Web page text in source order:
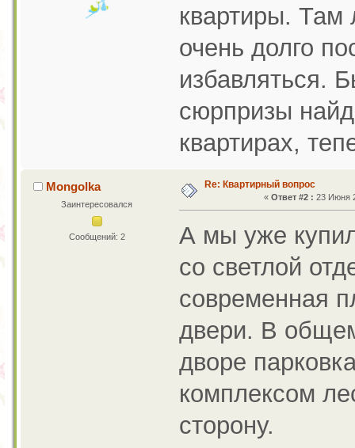
квартиры. Там
очень долго
избавляться.
сюрпризы
квартирах,
Mongolka
Заинтересовался
Сообщений: 2
Re: Квартирный вопрос
« Ответ #2 : 23 Июня
А мы уже
со светлой
современная
двери. В
дворе
комплексом
сторону.